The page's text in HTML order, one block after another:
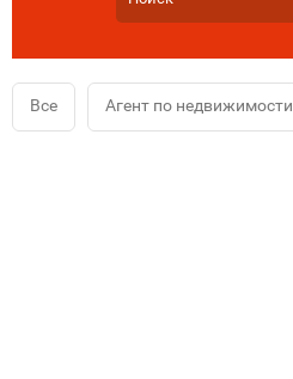
Все Агент по недвижимости